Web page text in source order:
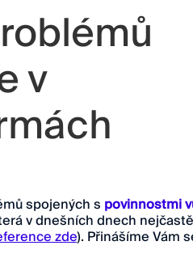
v
spojených s povinnostmi
v dnešních dnech
zde). Přinášíme Vám